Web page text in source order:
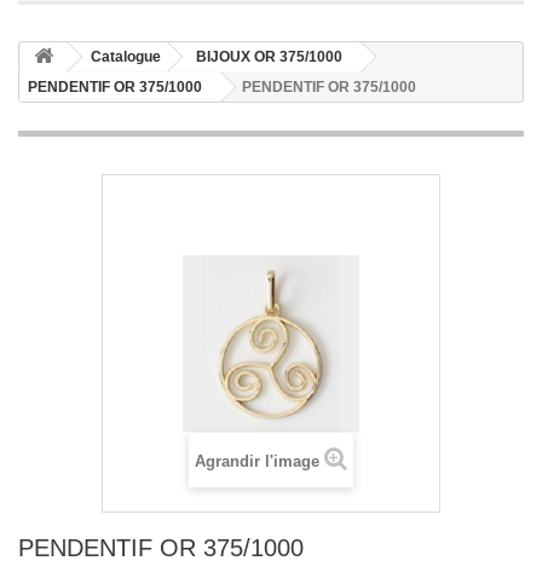
Catalogue
BIJOUX OR 375/1000
PENDENTIF OR 375/1000
PENDENTIF OR 375/1000
Agrandir l'image
PENDENTIF OR 375/1000